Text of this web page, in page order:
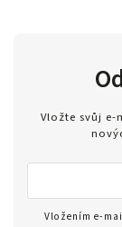
Vložte svůj
Vložením e-